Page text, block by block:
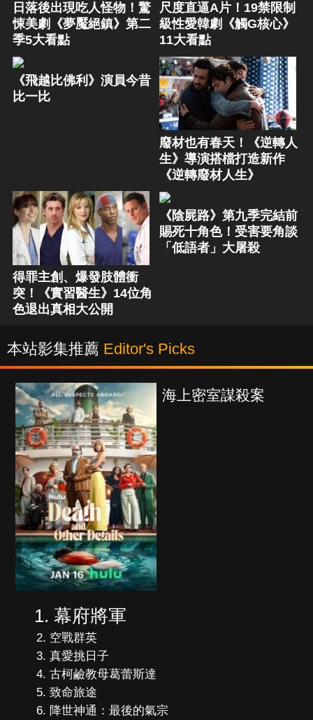
日落後出現吃人怪物！驚
悚美劇《夢魘絕鎮》第二
季5大看點
尺度直逼A片！19禁限制
級性愛韓劇《觸G核心》
11大看點
《飛越比佛利》演員今昔
比一比
廢材也有春天！《逆轉人
生》導演搭檔打造新作
《逆轉廢材人生》
得罪主創、爆發肢體衝
突！《實習醫生》14位角
色退出真相大公開
《陰屍路》第九季完結前
賜死十角色！受害要角談
「低語者」大屠殺
本站影集推薦 Editor's Picks
室謀殺案 少年謝爾
幕府將軍
空戰群英
真愛挑日子
古柯鹼教母葛蕾斯達
致命旅途
降世神通：最後的氣宗